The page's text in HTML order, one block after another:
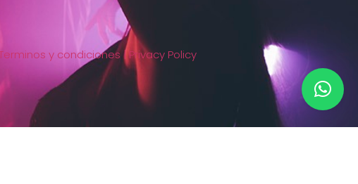
y condiciones |Privacy Policy